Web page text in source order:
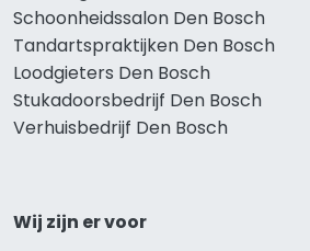
Schoonheidssalon Den Bosch
Tandartspraktijken Den Bosch
Loodgieters Den Bosch
Stukadoorsbedrijf Den Bosch
Verhuisbedrijf Den Bosch
Wij zijn er voor